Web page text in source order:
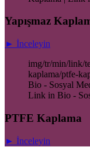
Yapışmaz
► İnceleyin
img/tr/min/link/
kaplama/ptfe-
Bio - Sosyal
Link in Bio -
PTFE Kaplama
► İnceleyin